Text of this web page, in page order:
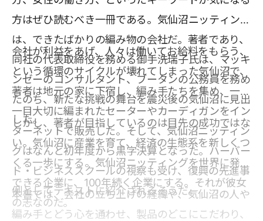
方はぜひ読むべき一冊である。気仙沼ニッティング
は、できたばかりの編み物の会社だ。著者であり、
同社の代表取締役を務める御手洗瑞子氏は、マッキ
ンゼーのコンサルタント、ブータンの公務員を務め
たのち、新たな挑戦の舞台を震災後の気仙沼に見出
した。
会社が利益をあげ、人々は働いてお給料をもらう、
という循環のサイクルが壊れてしまった気仙沼で、
著者は地元の家に下宿し、編み手たちを集め、一目
一目大切に編まれたセーターやカーディガンをイン
ターネットで販売した。そして、気仙沼ニッティン
グはなんと初年度から黒字決算となった。ハーバー
ド・ビジネススクールの視察も受け、復興の先進事
例としてテキストに紹介されるそうだ。
しかし、著者が目指しているのは目先の成功ではな
い。気仙沼に産業を育て、経済の生態系を新しくつ
くる一歩にする。気仙沼ニッティングを世界に発信
できる企業に、100年続く企業にする。それが彼女
の志なのだ。
本書では、会社の立ち上げの経緯や、気仙沼の人や
編み手とどう心を通わせ、製品のどこにこだわり、